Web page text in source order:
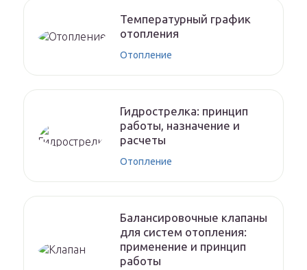
Температурный график
отопления
Отопление
Гидрострелка: принцип
работы, назначение и
расчеты
Отопление
Балансировочные клапаны
для систем отопления:
применение и принцип
работы